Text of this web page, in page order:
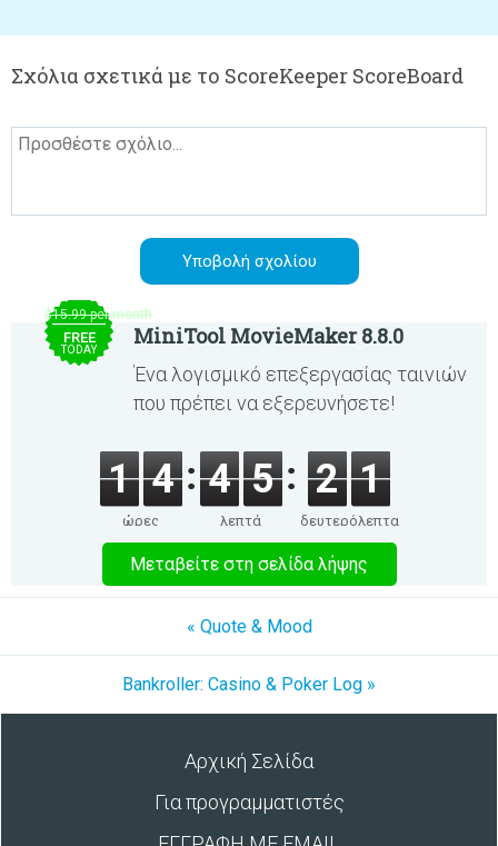
Σχόλια σχετικά με το ScoreKeeper ScoreBoard
$15.99 per month
FREE
TODAY
MiniTool MovieMaker 8.8.0
Ένα λογισμικό επεξεργασίας ταινιών
που πρέπει να εξερευνήσετε!
1 4
ώρες
4 5
λεπτά
2 1
δευτερόλεπτα
Μεταβείτε στη σελίδα λήψης
« Quote & Mood
Bankroller: Casino & Poker Log »
Αρχική Σελίδα
Για προγραμματιστές